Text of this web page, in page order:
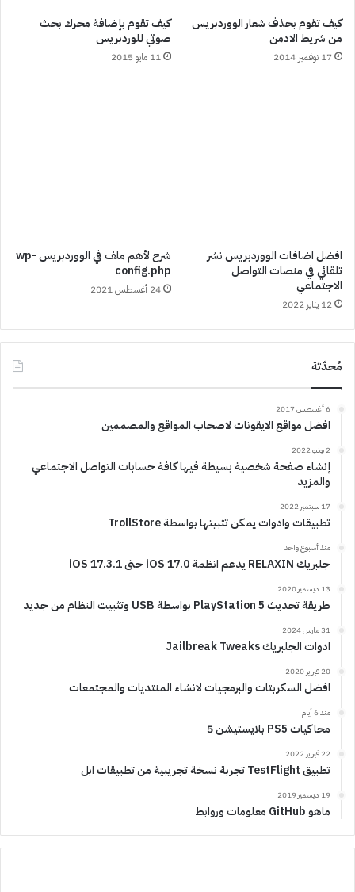
كيف تقوم بحذف شعار الووردبريس
من شريط الادمن
17 نوفمبر 2014
كيف تقوم بإضافة محرك بحث
صوتي للوردبريس
11 مايو 2015
افضل اضافات الووردبريس نشر
تلقائي في منصات التواصل
الاجتماعي
12 يناير 2022
شرح لأهم ملف في الووردبريس wp-
config.php
24 أغسطس 2021
مُحدّثة
6 أغسطس 2017
افضل مواقع الايقونات لاصحاب المواقع والمصممين
2 يونيو 2022
إنشاء صفحة شخصية بسيطة فيها كافة حسابات التواصل الاجتماعي
والمزيد
17 سبتمبر 2022
تطبيقات وادوات يمكن تثبيتها بواسطة TrollStore
منذ أسبوع واحد
جلبريك RELAXIN يدعم انظمة iOS 17.0 حتى iOS 17.3.1
13 ديسمبر 2020
طريقة تحديث PlayStation 5 بواسطة USB وتثبيت النظام من جديد
31 مارس 2024
ادوات الجلبريك Jailbreak Tweaks
20 فبراير 2020
افضل السكربتات والبرمجيات لانشاء المنتديات والمجتمعات
منذ 6 أيام
محاكيات PS5 بلايستيشن 5
22 فبراير 2022
تطبيق TestFlight تجربة نسخة تجريبية من تطبيقات ابل
19 ديسمبر 2019
ماهو GitHub معلومات وروابط